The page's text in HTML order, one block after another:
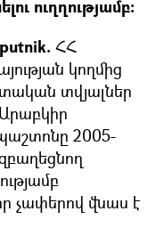
ուղղությամբ:
ՀՀ
կողմից
տվյալներ
2005-
չափերով վնաս է